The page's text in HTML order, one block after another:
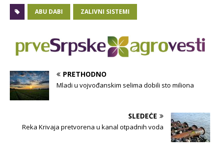
ABU DABI ZALIVNI SISTEMI
PRETHODNO
Mladi u vojvođanskim selima dobili sto miliona
SLEDEĆE
Reka Krivaja pretvorena u kanal otpadnih voda